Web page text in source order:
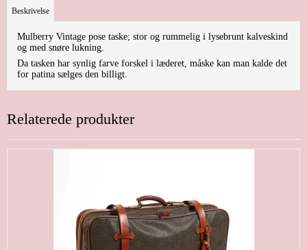
Beskrivelse
Mulberry Vintage pose taske; stor og rummelig i lysebrunt kalveskind
og med snøre lukning.
Da tasken har synlig farve forskel i læderet, måske kan man kalde det
for patina sælges den billigt.
Relaterede produkter